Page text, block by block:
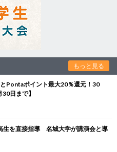
もっと見る
Pontaポイント最大20％還元！30
日まで】
生を直接指導 名城大学が講演会と導